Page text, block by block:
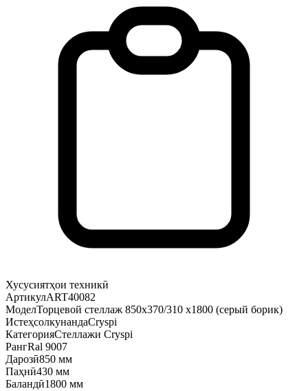
Хусусиятҳои техникӣ
АртикулART40082
МоделТорцевой стеллаж 850х370/310 х1800 (серый борик)
ИстеҳсолкунандаCryspi
КатегорияСтеллажи Cryspi
РангRal 9007
Дарозӣ850 мм
Паҳнӣ430 мм
Баландӣ1800 мм